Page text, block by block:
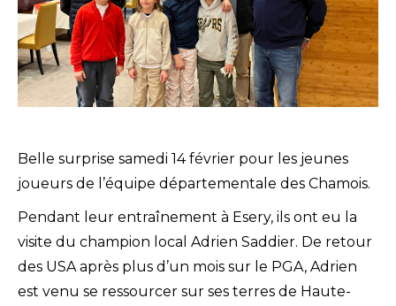
Belle surprise samedi 14 février pour les jeunes
joueurs de l’équipe départementale des Chamois.
Pendant leur entraînement à Esery, ils ont eu la
visite du champion local Adrien Saddier. De retour
des USA après plus d’un mois sur le PGA, Adrien
est venu se ressourcer sur ses terres de Haute-